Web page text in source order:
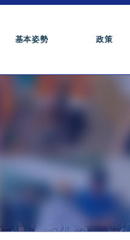
基本姿勢 政策